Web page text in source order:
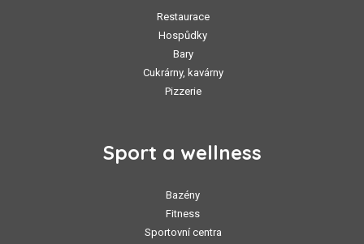
Restaurace
Hospůdky
Bary
Cukrárny, kavárny
Pizzerie
Sport a wellness
Bazény
Fitness
Sportovní centra